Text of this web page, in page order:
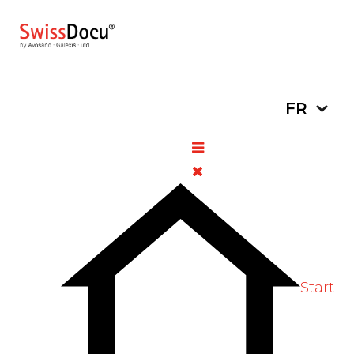
FR
Start
Informations générales
Éclipse solaire du 12 août
Informations
générales